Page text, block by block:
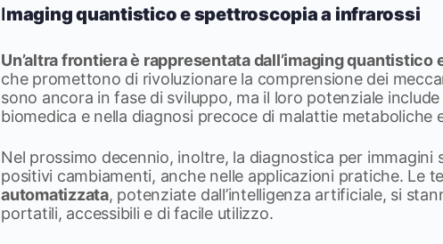
Imaging quantistico e spettroscopia a infrarossi
Un’altra frontiera è rappresentata dall’imaging
che promettono di rivoluzionare la comprensione dei
sono ancora in fase di sviluppo, ma il loro potenziale
biomedica e nella diagnosi precoce di malattie metaboliche
Nel prossimo decennio, inoltre, la diagnostica per immagini
positivi cambiamenti, anche nelle applicazioni pratiche. Le
automatizzata, potenziate dall’intelligenza artificiale, si
portatili, accessibili e di facile utilizzo.